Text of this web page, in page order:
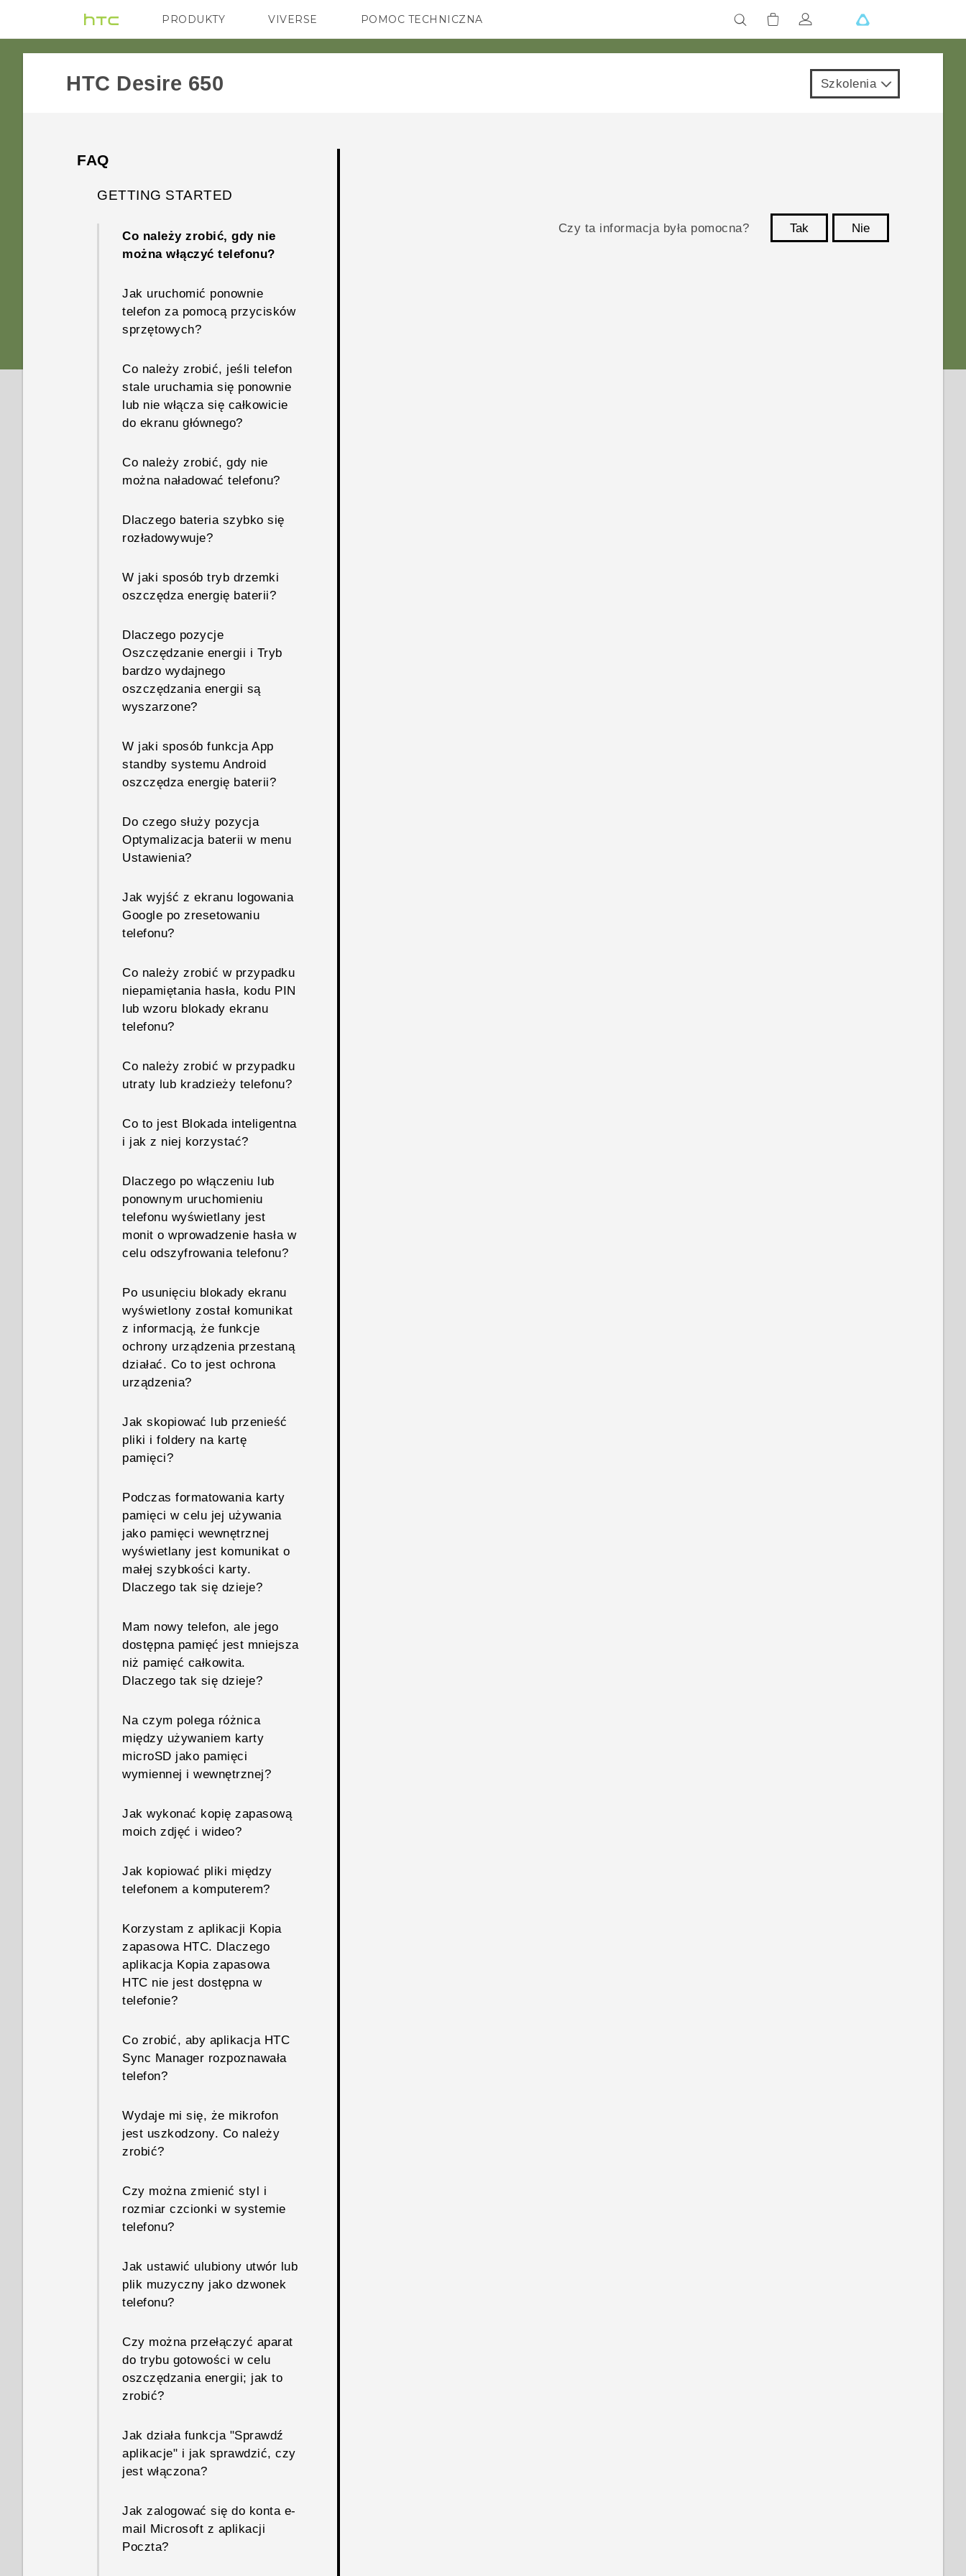
PRODUKTY
VIVE G REIGNS SMARTFONY AKCESORIA
VIVERSE POMOC TECHNICZNA
Urządzenia i akcesoria HTC
HTC Desire 650‎ Szkolenia
FAQ
GETTING STARTED
Co należy zrobić, gdy nie
można włączyć telefonu?
Jak uruchomić ponownie
telefon za pomocą przycisków
sprzętowych?
Co należy zrobić, jeśli telefon
stale uruchamia się ponownie
lub nie włącza się całkowicie
do ekranu głównego?
Co należy zrobić, gdy nie
można naładować telefonu?
Dlaczego bateria szybko się
rozładowywuje?
W jaki sposób tryb drzemki
oszczędza energię baterii?
Dlaczego pozycje
Oszczędzanie energii i Tryb
bardzo wydajnego
oszczędzania energii są
wyszarzone?
W jaki sposób funkcja App
standby systemu Android
oszczędza energię baterii?
Do czego służy pozycja
Optymalizacja baterii w menu
Ustawienia?
Jak wyjść z ekranu logowania
Google po zresetowaniu
telefonu?
Co należy zrobić w przypadku
niepamiętania hasła, kodu PIN
lub wzoru blokady ekranu
telefonu?
Co należy zrobić w przypadku
utraty lub kradzieży telefonu?
Co to jest Blokada inteligentna
i jak z niej korzystać?
Dlaczego po włączeniu lub
ponownym uruchomieniu
telefonu wyświetlany jest
monit o wprowadzenie hasła w
celu odszyfrowania telefonu?
Po usunięciu blokady ekranu
wyświetlony został komunikat
z informacją, że funkcje
ochrony urządzenia przestaną
działać. Co to jest ochrona
urządzenia?
Jak skopiować lub przenieść
pliki i foldery na kartę
pamięci?
Podczas formatowania karty
pamięci w celu jej używania
jako pamięci wewnętrznej
wyświetlany jest komunikat o
małej szybkości karty.
Dlaczego tak się dzieje?
Mam nowy telefon, ale jego
dostępna pamięć jest mniejsza
niż pamięć całkowita.
Dlaczego tak się dzieje?
Na czym polega różnica
między używaniem karty
microSD jako pamięci
wymiennej i wewnętrznej?
Jak wykonać kopię zapasową
moich zdjęć i wideo?
Jak kopiować pliki między
telefonem a komputerem?
Korzystam z aplikacji Kopia
zapasowa HTC. Dlaczego
aplikacja Kopia zapasowa
HTC nie jest dostępna w
telefonie?
Co zrobić, aby aplikacja HTC
Sync Manager rozpoznawała
telefon?
Wydaje mi się, że mikrofon
jest uszkodzony. Co należy
zrobić?
Czy można zmienić styl i
rozmiar czcionki w systemie
telefonu?
Jak ustawić ulubiony utwór lub
plik muzyczny jako dzwonek
telefonu?
Czy można przełączyć aparat
do trybu gotowości w celu
oszczędzania energii; jak to
zrobić?
Jak działa funkcja "Sprawdź
aplikacje" i jak sprawdzić, czy
jest włączona?
Jak zalogować się do konta e-
mail Microsoft z aplikacji
Poczta?
Czy ta informacja była pomocna? Tak
Nie